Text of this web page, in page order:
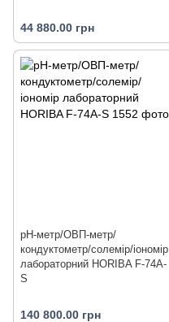
44 880.00 грн
pH-метр/ОВП-метр/
кондуктометр/солемір/іономір
лабораторний HORIBA F-74A-
S
140 800.00 грн